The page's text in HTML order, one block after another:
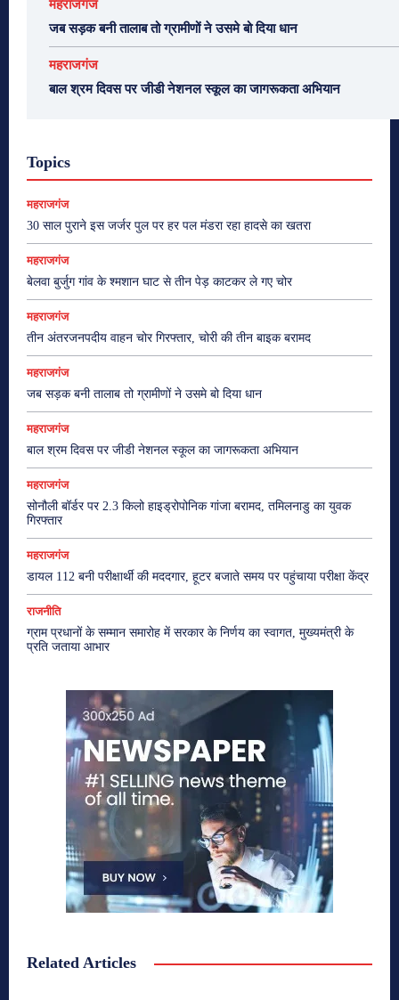
महराजगंज
जब सड़क बनी तालाब तो ग्रामीणों ने उसमे बो दिया धान
महराजगंज
बाल श्रम दिवस पर जीडी नेशनल स्कूल का जागरूकता अभियान
Topics
महराजगंज
30 साल पुराने इस जर्जर पुल पर हर पल मंडरा रहा हादसे का खतरा
महराजगंज
बेलवा बुर्जुग गांव के श्मशान घाट से तीन पेड़ काटकर ले गए चोर
महराजगंज
तीन अंतरजनपदीय वाहन चोर गिरफ्तार, चोरी की तीन बाइक बरामद
महराजगंज
जब सड़क बनी तालाब तो ग्रामीणों ने उसमे बो दिया धान
महराजगंज
बाल श्रम दिवस पर जीडी नेशनल स्कूल का जागरूकता अभियान
महराजगंज
सोनौली बॉर्डर पर 2.3 किलो हाइड्रोपोनिक गांजा बरामद, तमिलनाडु का युवक
गिरफ्तार
महराजगंज
डायल 112 बनी परीक्षार्थी की मददगार, हूटर बजाते समय पर पहुंचाया परीक्षा केंद्र
राजनीति
ग्राम प्रधानों के सम्मान समारोह में सरकार के निर्णय का स्वागत, मुख्यमंत्री के
प्रति जताया आभार
Related Articles